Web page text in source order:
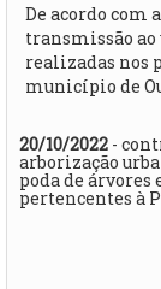
De acordo com a
transmissão
realizadas nos
município de
20/10/2022 -
arborização
poda de árvores
pertencentes à